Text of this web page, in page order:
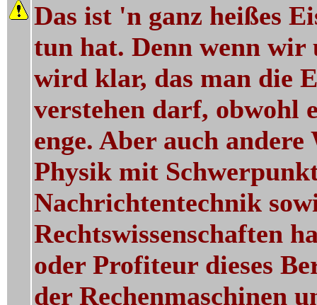
Das ist 'n ganz heißes
tun hat. Denn wenn
wird klar, das man die
verstehen darf, obwohl
enge. Aber auch
Physik mit
Nachrichtentechnik
Rechtswissenschaften
oder Profiteur dieses
der Rechenmaschinen